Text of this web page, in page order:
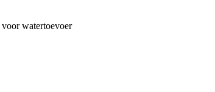
watertoevoer